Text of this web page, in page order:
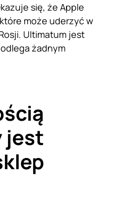
się, że Apple
może uderzyć w
Ultimatum jest
żadnym
jest